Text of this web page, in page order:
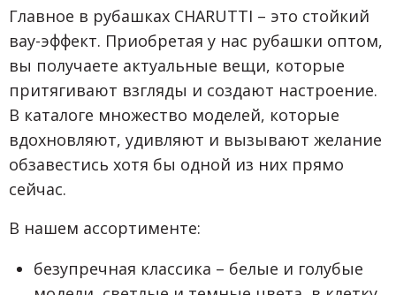
Главное в рубашках CHARUTTI – это стойкий
вау-эффект. Приобретая у нас рубашки оптом,
вы получаете актуальные вещи, которые
притягивают взгляды и создают настроение.
В каталоге множество моделей, которые
вдохновляют, удивляют и вызывают желание
обзавестись хотя бы одной из них прямо
сейчас.
В нашем ассортименте:
безупречная классика – белые и голубые